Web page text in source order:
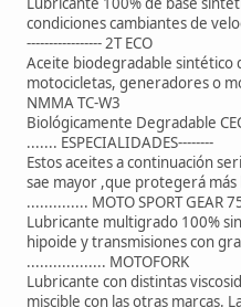
condiciones cambiantes de
----------------- 2T ECO
Aceite biodegradable sintético
motocicletas, generadores o
NMMA TC-W3
Biológicamente Degradable
....... ESPECIALIDADES--------
Estos aceites a continuación
sae mayor ,que protegerá más
.............. MOTO SPORT GEAR
Lubricante multigrado 100%
hipoide y transmisiones con
.................. MOTOFORK
Lubricante con distintas
miscible con las otras marcas.